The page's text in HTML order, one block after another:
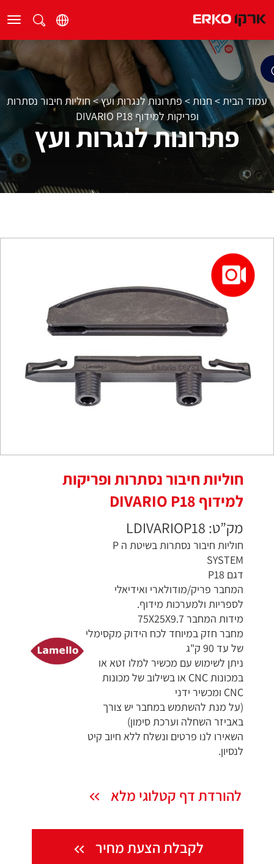
עמוד הבית > חנות >פתרונות לנגרות ועץ> חוליות חיבור נסתרות
ופריקות למידוף DIVARIO P18
פתרונות לנגרות ועץ
חוליות חיבור נסתרות ופריקות
למידוף DIVARIO P18
מק”ט: LDIVARIOP18
חוליות חיבור נסתרות בשיטת ה P
SYSTEM
דגם P18
המחבר פריק/מודולארי ואידיאלי
לספריות ולמערכות מידוף.
מידות המחבר 75X25X9.7
מחבר חזק במיוחד לכח הידוק מקסימלי
של עד 90 ק"ג
ניתן לשימוש עם מכשיר למלו זטא או
במכונות CNC או בשילוב של מכונות
CNC ומכשיר ידני
(על מנת להשתמש במחבר יש צורך
באביזר השחלה וערכת סימון)
השאירו לנו פרטים ונשלח ללא חיוב קיט
לנסיון.
להורדת דף קטלוגי מלא
לקבלת הצעת מחיר